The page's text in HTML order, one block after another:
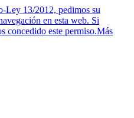
Ley 13/2012, pedimos su
en esta web. Si
concedido este permiso.Más